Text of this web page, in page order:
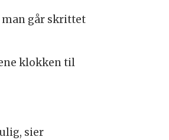
man går skrittet
klokken til
sier